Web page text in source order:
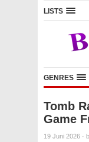
LISTS
GENRES
Tomb
Game
19 Juni 2026 ·